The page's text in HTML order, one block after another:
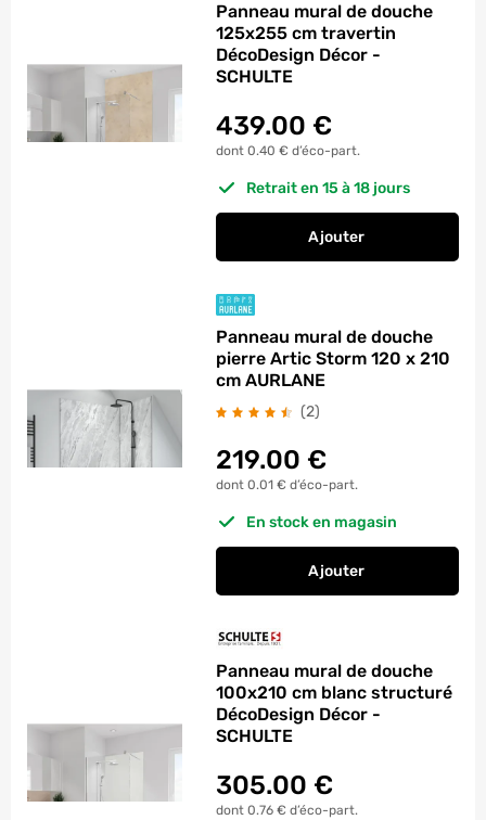
Panneau mural de douche
125x255 cm travertin
DécoDesign Décor -
SCHULTE
439.00 €
dont 0.40 € d’éco-part.
Retrait en 15 à 18 jours
Ajouter
Panneau mural de
Panneau mural de douche
pierre Artic Storm 120 x 210
cm AURLANE
(2)
219.00 €
dont 0.01 € d’éco-part.
En stock en magasin
Ajouter
Panneau mural de
Panneau mural de douche
100x210 cm blanc structuré
DécoDesign Décor -
SCHULTE
305.00 €
dont 0.76 € d’éco-part.